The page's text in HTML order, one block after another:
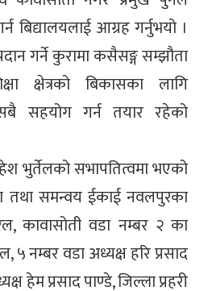
बिद्यालयलाई आग्रह गर्नुभयो ।
गर्ने कुरामा कसैसङ्ग सम्झौता
क्षेत्रको बिकासका लागि
सहयोग गर्न तयार रहेको
भुर्तेलको सभापतित्वमा भएको
तथा समन्वय ईकाई नवलपुरका
कावासोती वडा नम्बर २ का
५ नम्बर वडा अध्यक्ष हरि प्रसाद
हेम प्रसाद पाण्डे, जिल्ला प्रहरी